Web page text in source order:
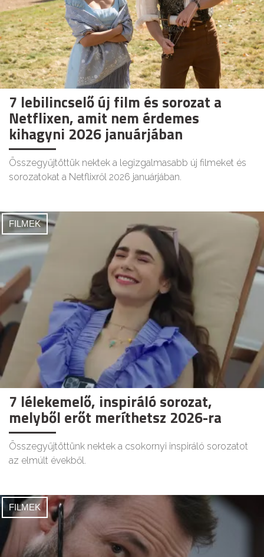
7 lebilincselő új film és sorozat a
Netflixen, amit nem érdemes
kihagyni 2026 januárjában
Összegyűjtöttük nektek a legizgalmasabb új filmeket és
sorozatokat a Netflixről 2026 januárjában.
FILMEK
7 lélekemelő, inspiráló sorozat,
melyből erőt meríthetsz 2026-ra
Összegyűjtöttünk nektek a csokornyi inspiráló sorozatot
az elmúlt évekből.
FILMEK